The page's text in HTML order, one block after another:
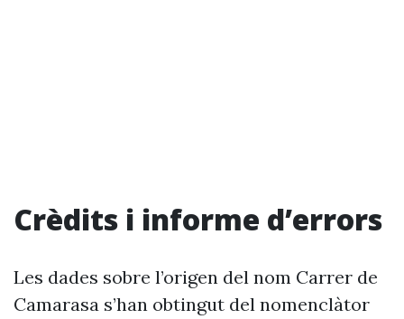
Crèdits i informe d’errors
Les dades sobre l’origen del nom Carrer de
Camarasa s’han obtingut del nomenclàtor